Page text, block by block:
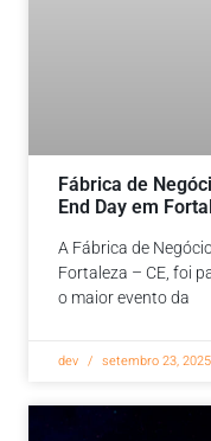
Fábrica de
End Day em
A Fábrica de
Fortaleza – CE, foi
o maior evento da
dev setembro 23, 2025